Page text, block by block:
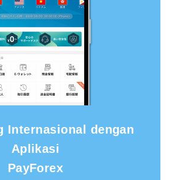
Internasional dengan
Aplikasi
PayForex